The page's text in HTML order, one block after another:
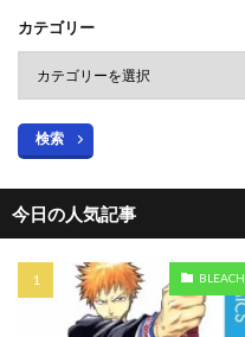
カテゴリー
検索
今日の人気記事
BLEACH